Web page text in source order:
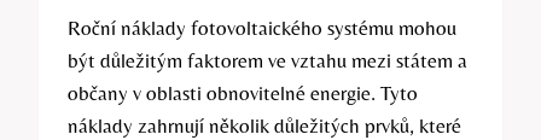
Roční náklady fotovoltaického systému mohou
být důležitým faktorem ve vztahu mezi státem a
občany v oblasti obnovitelné energie. Tyto
náklady zahrnují několik důležitých prvků, které